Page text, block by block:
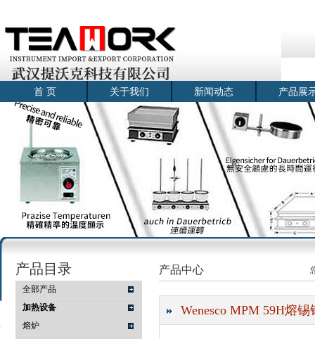
首 页 关于我们 新闻动态 产品展
产品目录
全部产品
加热设备
熔炉
产品中心
Wenesco MPM 59H熔